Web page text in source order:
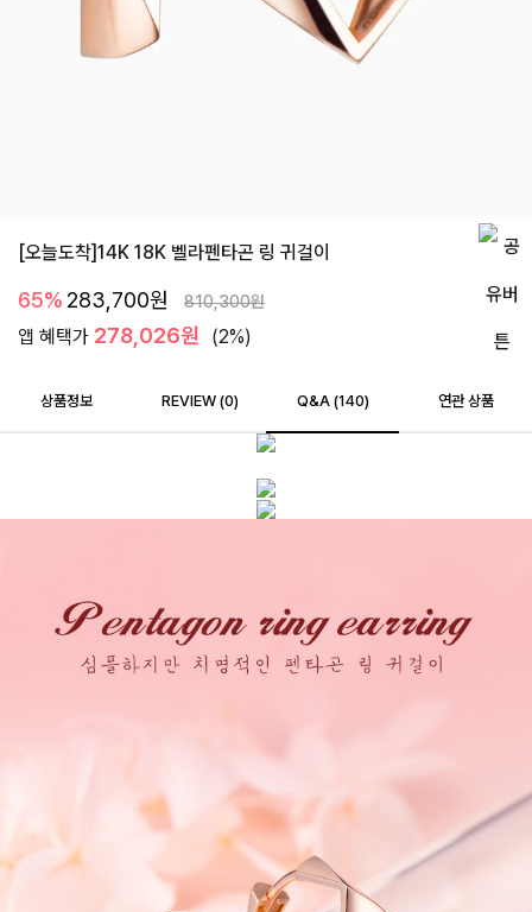
[오늘도착]14K 18K 벨라펜타곤 링 귀걸이
65% 283,700원 810,300원
앱 혜택가 278,026원 (2%)
상품정보 REVIEW (0) Q&A (140) 연관 상품